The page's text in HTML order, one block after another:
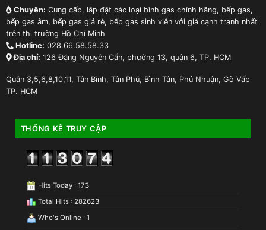
Chuyên: Cung cấp, lắp đặt các loại bình gas chính hãng, bếp gas,
bếp gas âm, bếp gas giá rẻ, bếp gas sinh viên với giá cạnh tranh nhất
trên thị trường Hồ Chí Minh
Hotline: 028.66.58.58.33
Địa chỉ: 126 Đặng Nguyên Cẩn, phường 13, quận 6, TP. HCM
Quận 3,5,6,8,10,11, Tân Bình, Tân Phú, Bình Tân, Phú Nhuận, Gò Vấp
TP. HCM
THỐNG KÊ TRUY CẬP
Hits Today : 173
Total Hits : 282623
Who's Online : 1